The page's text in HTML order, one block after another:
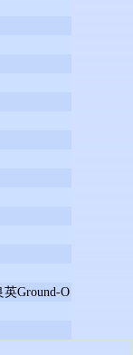
Ground-O